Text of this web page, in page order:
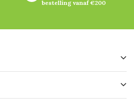
bestelling vanaf €200